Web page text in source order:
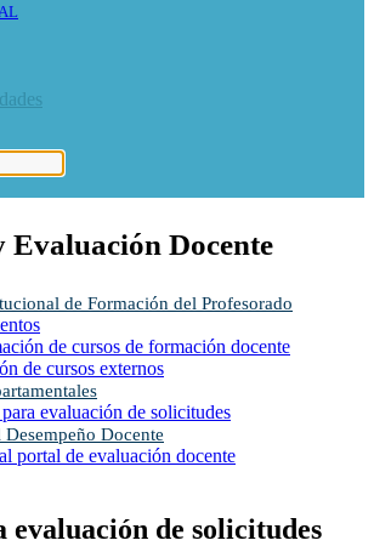
Evaluación Docente
de Formación del Profesorado
de cursos de formación docente
de cursos externos
evaluación de solicitudes
Docente
portal de evaluación docente
de solicitudes